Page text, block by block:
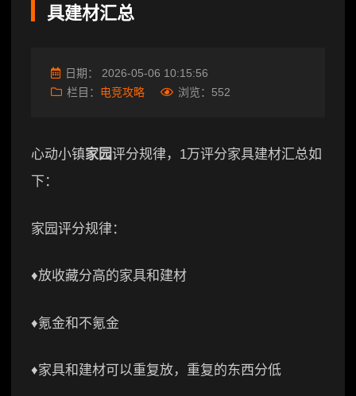
具建材汇总
日期： 2026-05-06 10:15:56
栏目： 电竞攻略 浏览： 552
心动小镇家园评分规律，1万评分家具建材汇总如
下：
家园评分规律：
♦️放收藏分高的家具和建材
♦️氪金和不氪金
♦️家具和建材可以重复放，重复的东西分低